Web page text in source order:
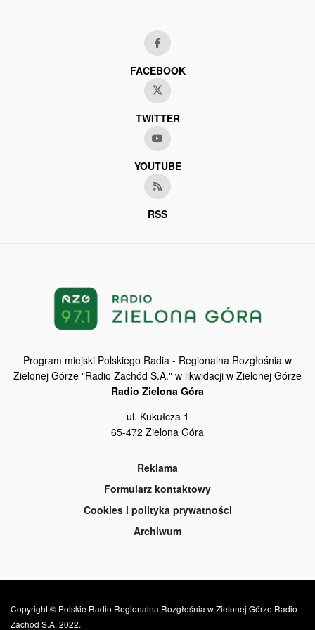
FACEBOOK
TWITTER
YOUTUBE
RSS
Program miejski Polskiego Radia - Regionalna Rozgłośnia w
Zielonej Górze "Radio Zachód S.A." w likwidacji w Zielonej Górze
Radio Zielona Góra
ul. Kukułcza 1
65-472 Zielona Góra
Reklama
Formularz kontaktowy
Cookies i polityka prywatności
Archiwum
Copyright © Polskie Radio Regionalna Rozgłośnia w Zielonej Górze Radio
Zachód S.A. 2022.